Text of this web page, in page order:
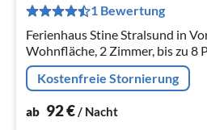
1 Bewertung
Ferienhaus Stine Stralsund in
Wohnfläche, 2 Zimmer, bis zu 8
Kostenfreie Stornierung
ab 92€/ Nacht